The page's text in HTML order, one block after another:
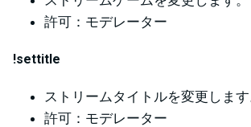
許可：モデレーター
!settitle
ストリームタイトルを変更します
許可：モデレーター